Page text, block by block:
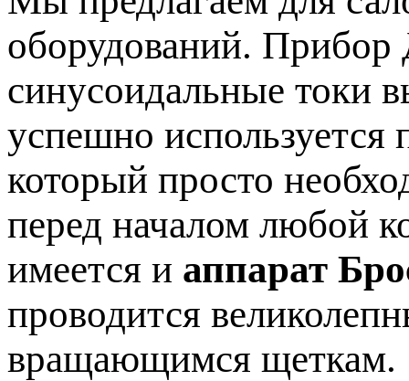
оборудований. Прибор
синусоидальные токи
успешно используется
который просто
перед началом любой
имеется и аппарат
проводится
вращающимся щеткам.